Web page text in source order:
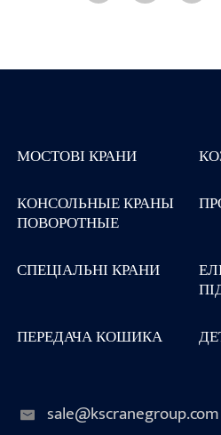
МОСТОВІ КРАНИ
КОНСОЛЬНЫЕ КРАНЫ
ПОВОРОТНЫЕ
СПЕЦІАЛЬНІ КРАНИ
ПЕРЕДАЧА КОШИКА
sale@kscranegroup.com